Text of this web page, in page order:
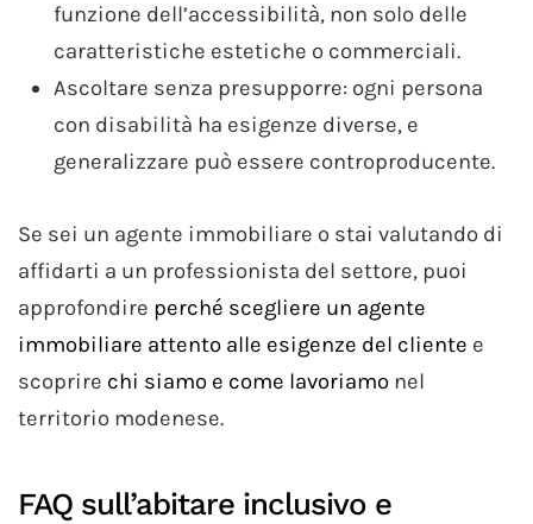
funzione dell’accessibilità, non solo delle
caratteristiche estetiche o commerciali.
Ascoltare senza presupporre: ogni persona
con disabilità ha esigenze diverse, e
generalizzare può essere controproducente.
Se sei un agente immobiliare o stai valutando di
affidarti a un professionista del settore, puoi
approfondire perché scegliere un agente
immobiliare attento alle esigenze del cliente e
scoprire chi siamo e come lavoriamo nel
territorio modenese.
FAQ sull’abitare inclusivo e